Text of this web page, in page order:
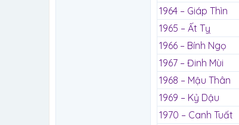
1964 – Giáp Thìn
1965 – Ất Tỵ
1966 – Bính Ngọ
1967 – Đinh Mùi
1968 – Mậu Thân
1969 – Kỷ Dậu
1970 – Canh Tuất